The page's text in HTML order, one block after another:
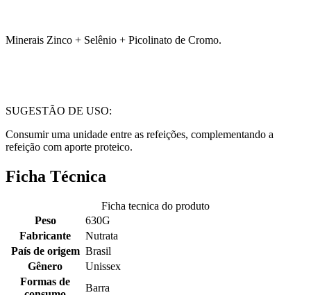
Minerais Zinco + Selênio + Picolinato de Cromo.
SUGESTÃO DE USO:
Consumir uma unidade entre as refeições, complementando a
refeição com aporte proteico.
Ficha Técnica
Ficha tecnica do produto
Peso
630G
Fabricante
Nutrata
País de origem Brasil
Gênero
Unissex
Formas de
Barra